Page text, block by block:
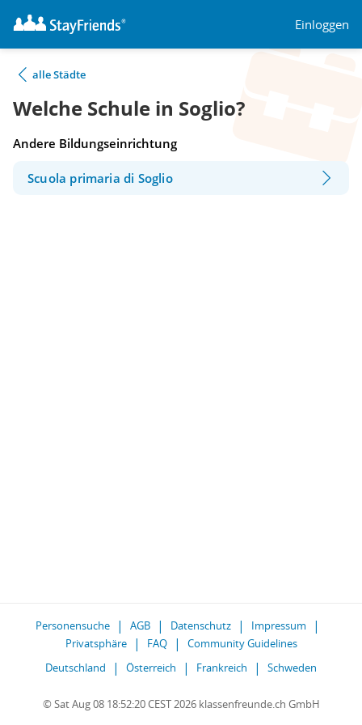
Einloggen
alle Städte
Welche Schule in Soglio?
Andere Bildungseinrichtung
Scuola primaria di Soglio
Personensuche AGB Datenschutz
Impressum
Privatsphäre
FAQ
Community Guidelines
Deutschland
Österreich Frankreich Schweden
© Sat Aug 08 18:52:20 CEST 2026 klassenfreunde.ch GmbH